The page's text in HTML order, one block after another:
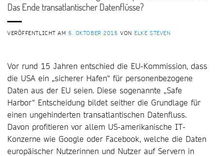
Das Ende transatlantischer Datenflüsse?
VERÖFFENTLICHT AM5. OKTOBER 2015 VON ELKE STEVEN
Vor rund 15 Jahren entschied die EU-Kommission, dass
die USA ein „sicherer Hafen“ für personenbezogene
Daten aus der EU seien. Diese sogenannte „Safe
Harbor“ Entscheidung bildet seither die Grundlage für
einen ungehinderten transatlantischen Datenfluss.
Davon profitieren vor allem US-amerikanische IT-
Konzerne wie Google oder Facebook, welche die Daten
europäischer Nutzerinnen und Nutzer auf Servern in